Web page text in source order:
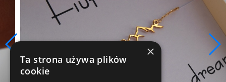
×
Ta strona używa plików
cookie